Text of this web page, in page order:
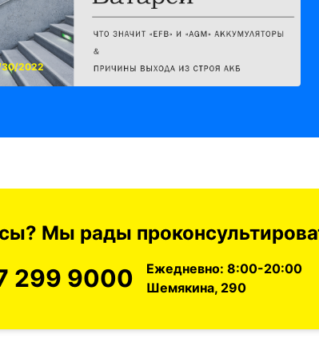
2022
Мы рады
299 9000
Ежедневно: 8:00-20:00
Шемякина, 290